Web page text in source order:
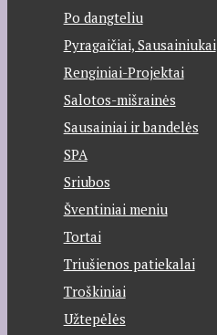
Po dangteliu
Pyragaičiai, Sausainiukai
Renginiai-Projektai
Salotos-mišrainės
Sausainiai ir bandelės
SPA
Sriubos
Šventiniai meniu
Tortai
Triušienos patiekalai
Troškiniai
Užtepėlės